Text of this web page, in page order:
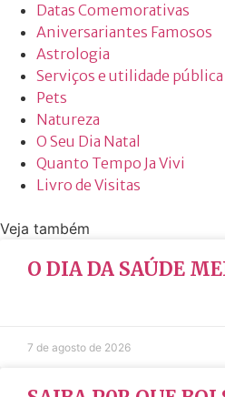
Datas Comemorativas
Aniversariantes Famosos
Astrologia
Serviços e utilidade pública
Pets
Natureza
O Seu Dia Natal
Quanto Tempo Ja Vivi
Livro de Visitas
Veja também
O DIA DA SAÚDE
7 de agosto de 2026